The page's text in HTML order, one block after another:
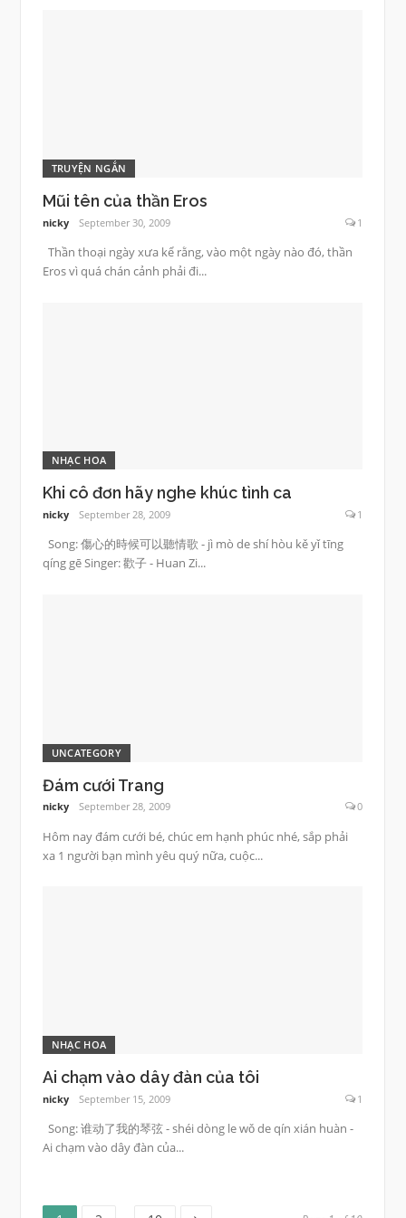
TRUYỆN NGẮN
Mũi tên của thần Eros
nicky September 30, 2009 1
Thần thoại ngày xưa kể rằng, vào một ngày nào đó, thần
Eros vì quá chán cảnh phải đi...
NHẠC HOA
Khi cô đơn hãy nghe khúc tình ca
nicky September 28, 2009 1
Song: 傷心的時候可以聽情歌 - jì mò de shí hòu kě yǐ tīng
qíng gē Singer: 歡子 - Huan Zi...
UNCATEGORY
Đám cưới Trang
nicky September 28, 2009 0
Hôm nay đám cưới bé, chúc em hạnh phúc nhé, sắp phải
xa 1 người bạn mình yêu quý nữa, cuộc...
NHẠC HOA
Ai chạm vào dây đàn của tôi
nicky September 15, 2009 1
Song: 谁动了我的琴弦 - shéi dòng le wǒ de qín xián huàn -
Ai chạm vào dây đàn của...
Page Page Page